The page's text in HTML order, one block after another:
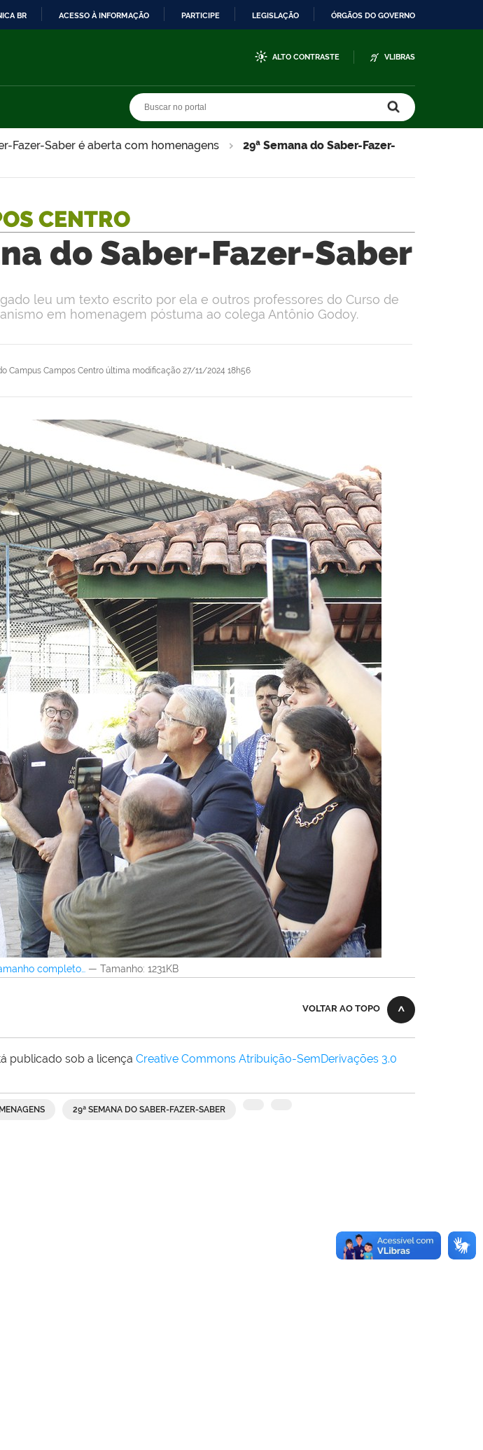
BR ACESSO À INFORMAÇÃO PARTICIPE LEGISLAÇÃO ÓRGÃOS DO GOVERNO
ALTO CONTRASTE VLIBRAS
Fazer-Saber é aberta com homenagens
29ª Semana do Saber-Fazer-
CENTRO
do Saber-Fazer-Saber
Campus Campos Centro última modificação 27/11/2024 18h56
leu um texto escrito por ela e outros professores do Curso de
em homenagem póstuma ao colega Antônio Godoy.
completo… — Tamanho: 1231KB
VOLTAR AO TOPO
publicado sob a licença Creative Commons Atribuição-SemDerivações 3.0
29ª SEMANA DO SABER-FAZER-SABER